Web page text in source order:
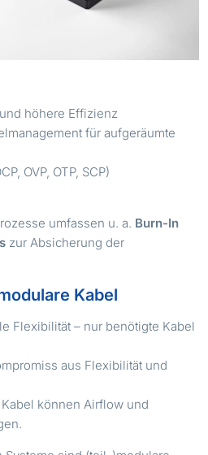
höhere Effizienz
für aufgeräumte
OVP, OTP, SCP)
umfassen u. a. Burn-In
zur Absicherung der
Kabel
Flexibilität – nur benötigte Kabel
aus Flexibilität und
können Airflow und